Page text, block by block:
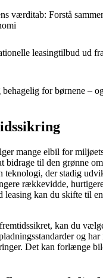
værditab: Forstå
leasingtilbud ud
for børnene –
mange elbil for
bidrage til den grønne
teknologi, der stadig
rækkevidde,
leasing kan du skifte til
kan du
og
Det kan forlænge